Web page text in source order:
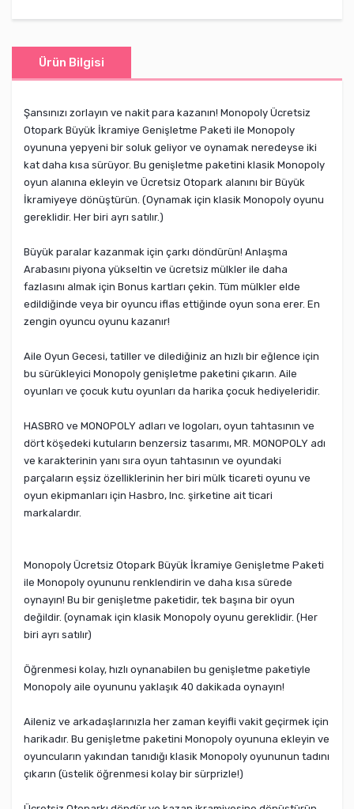
Ürün Bilgisi
Şansınızı zorlayın ve nakit para kazanın! Monopoly Ücretsiz
Otopark Büyük İkramiye Genişletme Paketi ile Monopoly
oyununa yepyeni bir soluk geliyor ve oynamak neredeyse iki
kat daha kısa sürüyor. Bu genişletme paketini klasik Monopoly
oyun alanına ekleyin ve Ücretsiz Otopark alanını bir Büyük
İkramiyeye dönüştürün. (Oynamak için klasik Monopoly oyunu
gereklidir. Her biri ayrı satılır.)
Büyük paralar kazanmak için çarkı döndürün! Anlaşma
Arabasını piyona yükseltin ve ücretsiz mülkler ile daha
fazlasını almak için Bonus kartları çekin. Tüm mülkler elde
edildiğinde veya bir oyuncu iflas ettiğinde oyun sona erer. En
zengin oyuncu oyunu kazanır!
Aile Oyun Gecesi, tatiller ve dilediğiniz an hızlı bir eğlence için
bu sürükleyici Monopoly genişletme paketini çıkarın. Aile
oyunları ve çocuk kutu oyunları da harika çocuk hediyeleridir.
HASBRO ve MONOPOLY adları ve logoları, oyun tahtasının ve
dört köşedeki kutuların benzersiz tasarımı, MR. MONOPOLY adı
ve karakterinin yanı sıra oyun tahtasının ve oyundaki
parçaların eşsiz özelliklerinin her biri mülk ticareti oyunu ve
oyun ekipmanları için Hasbro, Inc. şirketine ait ticari
markalardır.
Monopoly Ücretsiz Otopark Büyük İkramiye Genişletme Paketi
ile Monopoly oyununu renklendirin ve daha kısa sürede
oynayın! Bu bir genişletme paketidir, tek başına bir oyun
değildir. (oynamak için klasik Monopoly oyunu gereklidir. (Her
biri ayrı satılır)
Öğrenmesi kolay, hızlı oynanabilen bu genişletme paketiyle
Monopoly aile oyununu yaklaşık 40 dakikada oynayın!
Aileniz ve arkadaşlarınızla her zaman keyifli vakit geçirmek için
harikadır. Bu genişletme paketini Monopoly oyununa ekleyin ve
oyuncuların yakından tanıdığı klasik Monopoly oyununun tadını
çıkarın (üstelik öğrenmesi kolay bir sürprizle!)